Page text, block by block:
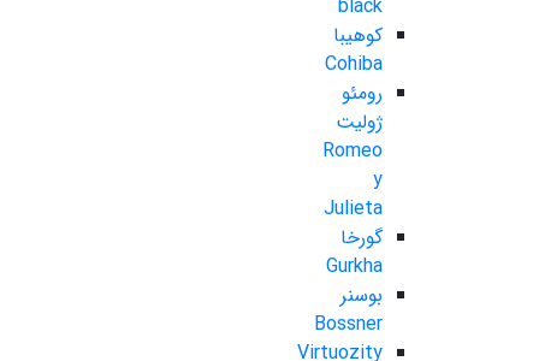
black
کوهیبا
Cohiba
رومئو
ژولیت
Romeo
y
Julieta
گورخا
Gurkha
بوسنر
Bossner
Virtuozity